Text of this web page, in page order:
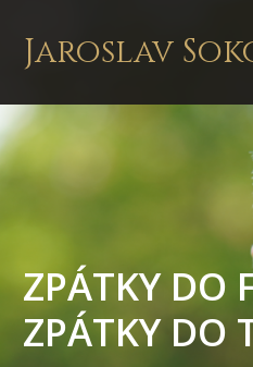
Jaroslav
ZPÁTKY DO
ZPÁTKY DO